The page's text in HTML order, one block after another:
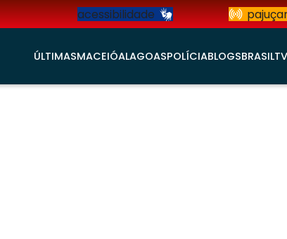
acessibilidade
ÚLTIMASMACEIÓALAGOASPOLÍCIABLOGSBRASIL